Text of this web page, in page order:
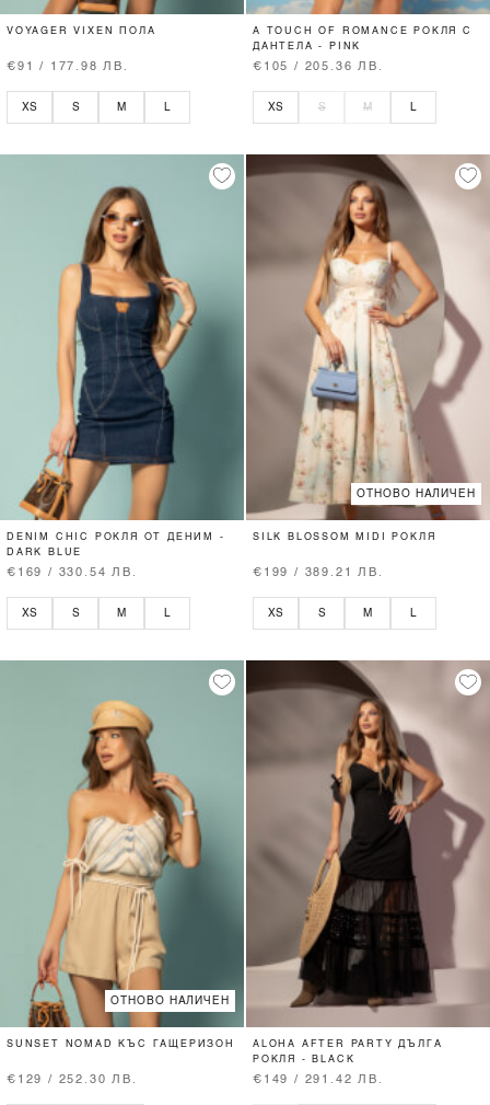
VOYAGER VIXEN ПОЛА
€91 / 177.98 ЛВ.
XS S M
A TOUCH OF ROMANCE РОКЛЯ С
ДАНТЕЛА - PINK
€105 / 205.36 ЛВ.
XS S M
DENIM CHIC РОКЛЯ ОТ ДЕНИМ -
DARK BLUE
€169 / 330.54 ЛВ.
XS S M L
ОТНОВО НАЛИЧЕН
SILK BLOSSOM MIDI РОКЛЯ
€199 / 389.21 ЛВ.
XS S M L
ОТНОВО НАЛИЧЕН
SUNSET NOMAD КЪС ГАЩЕРИЗОН
€129 / 252.30 ЛВ.
ALOHA AFTER PARTY ДЪЛГА
РОКЛЯ - BLACK
€149 / 291.42 ЛВ.